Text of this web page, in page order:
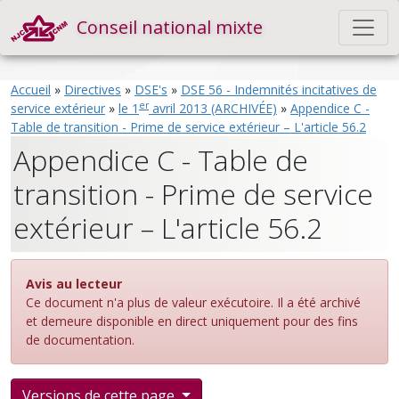
Conseil national mixte
Accueil » Directives » DSE's » DSE 56 - Indemnités incitatives de
service extérieur » le 1 eravril 2013 (ARCHIVÉE) » Appendice C -
Table de transition - Prime de service extérieur – L'article 56.2
Appendice C - Table de
transition - Prime de service
extérieur – L'article 56.2
Avis au lecteur
Ce document n'a plus de valeur exécutoire. Il a été archivé
et demeure disponible en direct uniquement pour des fins
de documentation.